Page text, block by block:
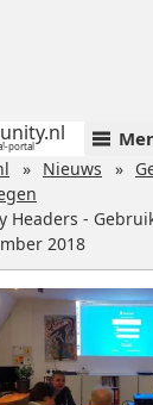
portal
Nieuws
Headers -
2018